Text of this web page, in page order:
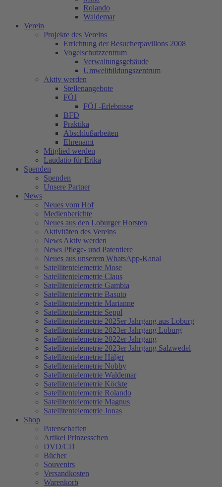
Rolando
Waldemar
Verein
Projekte des Vereins
Errichtung der Besucherpavillons 2008
Vogelschutzzentrum
Verwaltungsgebäude
Umweltbildungszentrum
Aktiv werden
Stellenangebote
FÖJ
FÖJ -Erlebnisse
BFD
Praktika
Abschlußarbeiten
Ehrenamt
Mitglied werden
Laudatio für Erika
Spenden
Spenden
Unsere Partner
News
Neues vom Hof
Medienberichte
Neues aus den Loburger Horsten
Aktivitäten des Vereins
News Aktiv werden
News Pflege- und Patentiere
Neues aus unserem WhatsApp-Kanal
Satellitentelemetrie Mose
Satellitentelemetrie Claus
Satellitentelemetrie Gambia
Satellitentelemetrie Basuto
Satellitentelemetrie Marianne
Satellitentelemetrie Seppl
Satellitentelemetrie 2025er Jahrgang aus Loburg
Satellitentelemetrie 2023er Jahrgang Loburg
Satellitentelemetrie 2022er Jahrgang
Satellitentelemetrie 2023er Jahrgang Salzwedel
Satellitentelemetrie Håljer
Satellitentelemetrie Nobby
Satellitentelemetrie Waldemar
Satellitentelemetrie Köckte
Satellitentelemetrie Rolando
Satellitentelemetrie Magnus
Satellitentelemetrie Jonas
Shop
Patenschaften
Artikel Prinzesschen
DVD/CD
Bücher
Souvenirs
Versandkosten
Warenkorb